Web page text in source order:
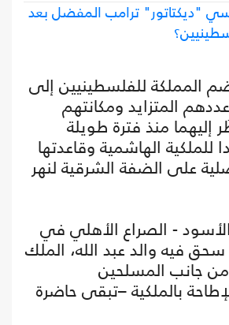
"ديكتاتور" ترامب المفضل بعد
المملكة للفلسطينيين إلى
المتزايد ومكانتهم
إليهما منذ فترة طويلة
للملكية الهاشمية وقاعدتها
على الضفة الشرقية لنهر
- الصراع الأهلي في
الذي سحق فيه والد عبد الله، الملك
جانب المسلحين
بالملكية –تبقى حاضرة